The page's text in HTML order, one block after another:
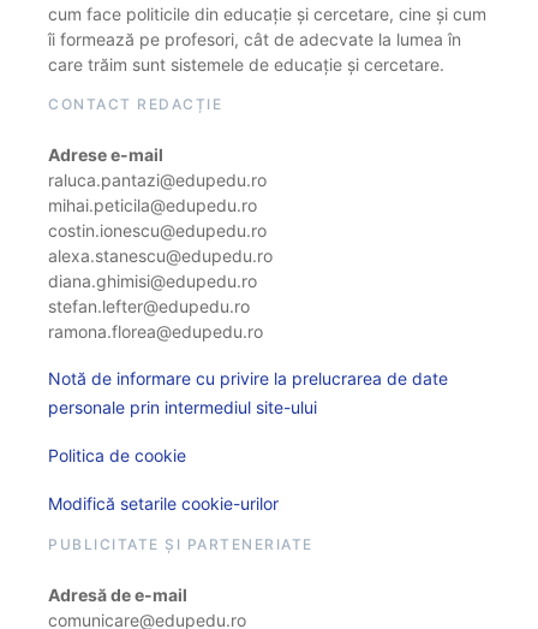
cum face politicile din educație și cercetare, cine și cum
îi formează pe profesori, cât de adecvate la lumea în
care trăim sunt sistemele de educație și cercetare.
CONTACT REDACȚIE
Adrese e-mail
raluca.pantazi@edupedu.ro
mihai.peticila@edupedu.ro
costin.ionescu@edupedu.ro
alexa.stanescu@edupedu.ro
diana.ghimisi@edupedu.ro
stefan.lefter@edupedu.ro
ramona.florea@edupedu.ro
Notă de informare cu privire la prelucrarea de date
personale prin intermediul site-ului
Politica de cookie
Modifică setarile cookie-urilor
PUBLICITATE ȘI PARTENERIATE
Adresă de e-mail
comunicare@edupedu.ro